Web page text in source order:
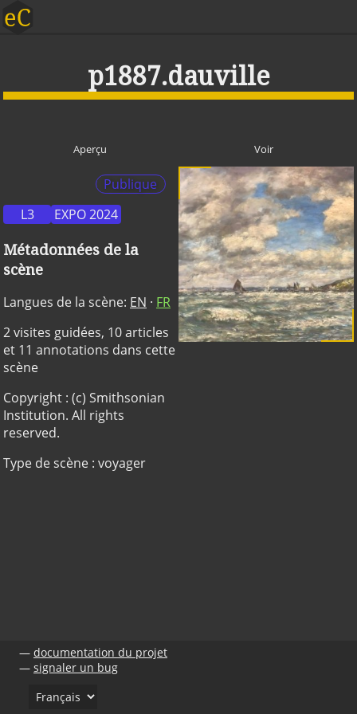
p1887.dauville
Aperçu Voir
Publique
L3
EXPO 2024
Métadonnées de la
scène
Langues de la scène: EN · FR
2 visites guidées, 10 articles
et 11 annotations dans cette
scène
Copyright : (c) Smithsonian
Institution. All rights
reserved.
Type de scène : voyager
documentation du projet
signaler un bug